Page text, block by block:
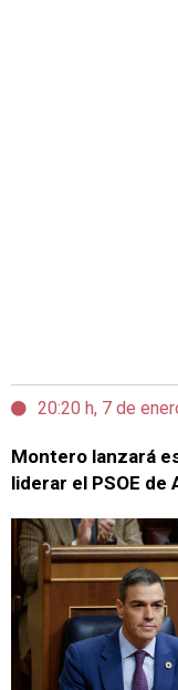
20:20 h, 7 de
Montero lanzará
liderar el PSOE de